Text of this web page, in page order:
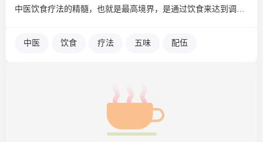
中医饮食疗法的精髓，也就是最高境界，是通过饮食来达到调神的目...
中医 饮食 疗法 五味 配伍